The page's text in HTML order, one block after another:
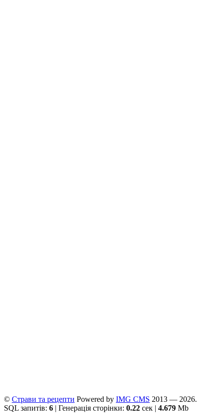
© Страви та рецепти Powered by ІMG CMS 2013 — 2026.
SQL запитів: 6 | Генерація сторінки: 0.22 сек | 4.679 Mb